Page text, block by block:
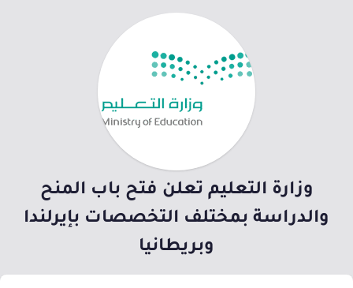
وزارة التعليم تعلن فتح باب المنح
والدراسة بمختلف التخصصات بإيرلندا
وبريطانيا